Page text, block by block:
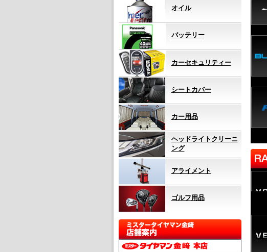
オイル
バッテリー
カーセキュリティー
シートカバー
カー用品
ヘッドライトクリーニ
ング
アライメント
ゴルフ用品